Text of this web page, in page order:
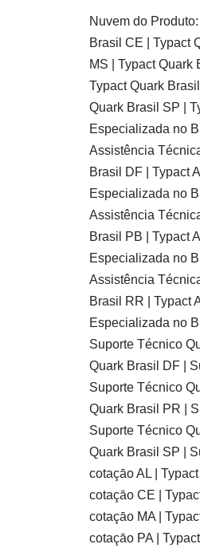
Nuvem do
Brasil CE | Typact
MS | Typact Quark
Typact Quark
Quark Brasil SP |
Especializada no
Assistência
Brasil DF | Typact
Especializada no
Assistência
Brasil PB | Typact
Especializada no
Assistência
Brasil RR | Typact
Especializada no
Suporte Técnico
Quark Brasil DF |
Suporte Técnico
Quark Brasil PR |
Suporte Técnico
Quark Brasil SP |
cotaçāo AL |
cotaçāo CE |
cotaçāo MA |
cotaçāo PA |